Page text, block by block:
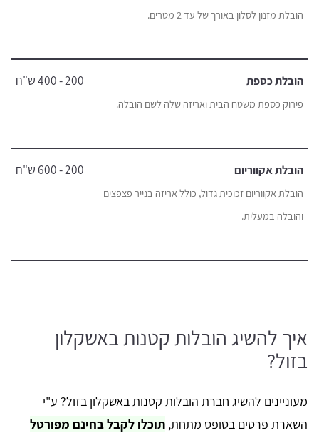
הובלת מזנון לסלון באורך של עד 2 מטרים.
הובלת כספת
פירוק כספת משטח הבית ואריזה שלה לשם הובלה.
200 - 400 ש"ח
הובלת אקווריום
הובלת אקווריום זכוכית גדול, כולל אריזה בנייר פצפצים
והובלה במעלית.
200 - 600 ש"ח
איך להשיג הובלות קטנות באשקלון
בזול?
מעוניינים להשיג חברת הובלות קטנות באשקלון בזול? ע"י
השארת פרטים בטופס מתחת, תוכלו לקבל בחינם מפורטל